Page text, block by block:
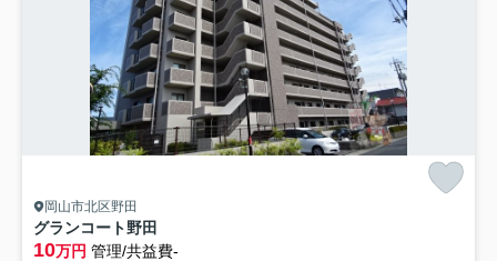
岡山市北区野田
グランコート野田
10万円 管理/共益費-